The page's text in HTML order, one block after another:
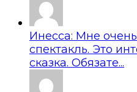
Инесса: Мне
спектакль. Это
сказка. Обязате...